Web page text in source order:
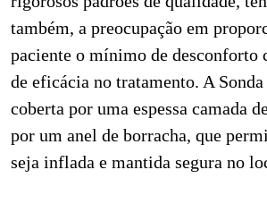
também, a preocupação em
paciente o mínimo de desconforto
de eficácia no tratamento. A
coberta por uma espessa camada
por um anel de borracha, que
seja inflada e mantida segura no